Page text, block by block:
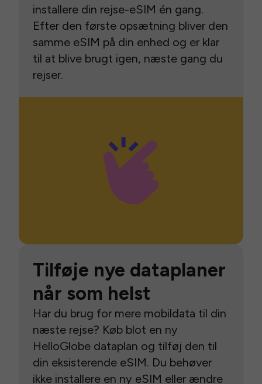
installere din rejse-eSIM én gang.
Efter den første opsætning bliver den
samme eSIM på din enhed og er klar
til at blive brugt igen, næste gang du
rejser.
Tilføje nye dataplaner
når som helst
Har du brug for mere mobildata til din
næste rejse? Køb blot en ny
HelloGlobe dataplan og tilføj den til
din eksisterende eSIM. Du behøver
ikke installere en ny eSIM eller ændre